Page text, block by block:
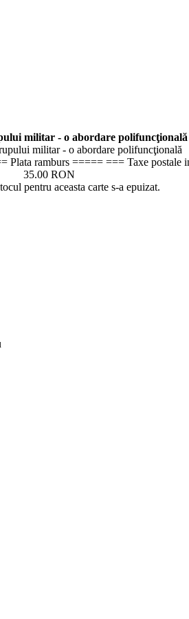
militar - o abordare polifuncţională
Plata ramburs ===== === Taxe postale
35.00 RON
pentru aceasta carte s-a epuizat.